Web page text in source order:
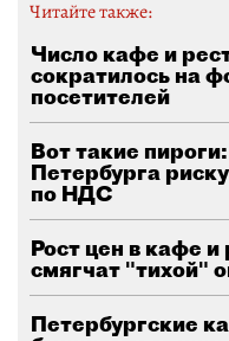
Читайте также:
Число кафе и
сократилось на
посетителей
Вот такие
Петербурга
по НДС
Рост цен в кафе
смягчат "тихой"
Петербургские